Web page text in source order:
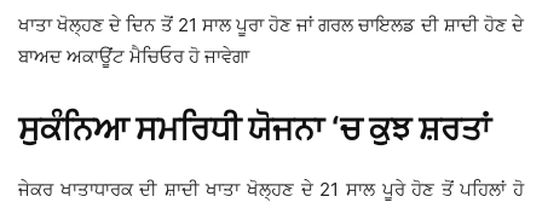
ਖਾਤਾ ਖੋਲ੍ਹਣ ਦੇ ਦਿਨ ਤੋਂ 21 ਸਾਲ ਪੂਰਾ ਹੋਣ ਜਾਂ ਗਰਲ ਚਾਇਲਡ ਦੀ ਸ਼ਾਦੀ ਹੋਣ ਦੇ
ਬਾਅਦ ਅਕਾਊਂਟ ਮੈਚਿਓਰ ਹੋ ਜਾਵੇਗਾ
ਸੁਕੰਨਿਆ ਸਮਰਿਧੀ ਯੋਜਨਾ ‘ਚ ਕੁਝ ਸ਼ਰਤਾਂ
ਜੇਕਰ ਖਾਤਾਧਾਰਕ ਦੀ ਸ਼ਾਦੀ ਖਾਤਾ ਖੋਲ੍ਹਣ ਦੇ 21 ਸਾਲ ਪੂਰੇ ਹੋਣ ਤੋਂ ਪਹਿਲਾਂ ਹੋ